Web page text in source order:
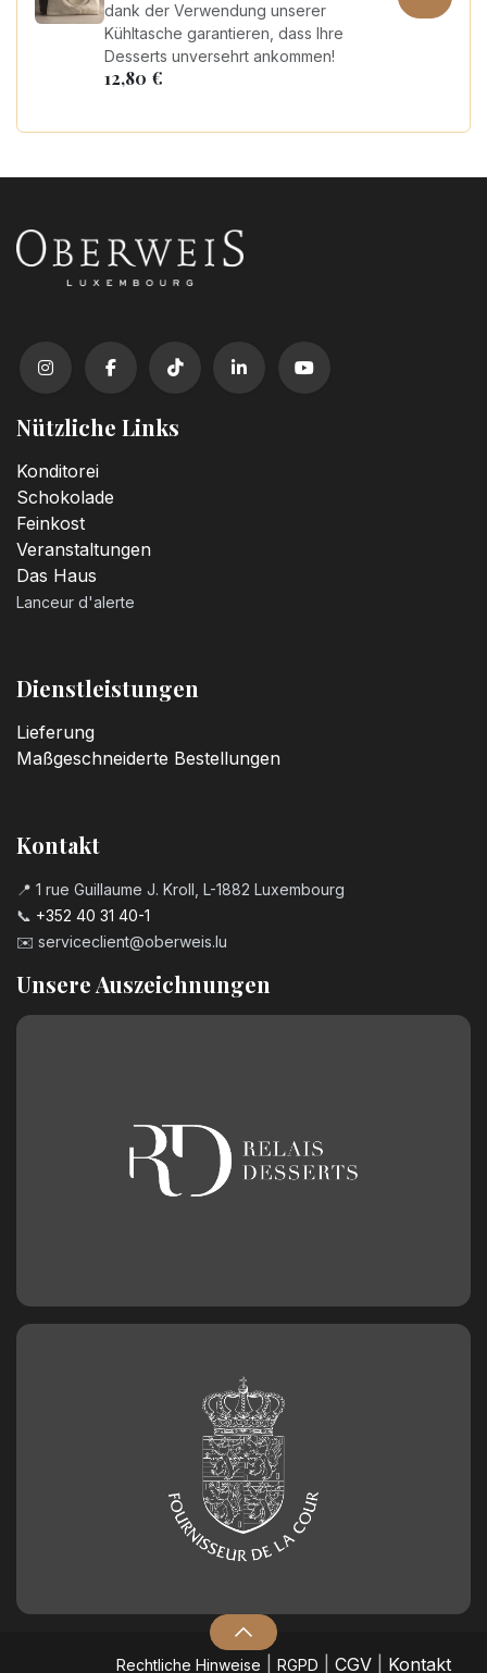
dank der Verwendung unserer
Kühltasche garantieren, dass Ihre
Desserts unversehrt ankommen!
12,80 €
Nützliche Links
Konditorei
Schokolade
Feinkost
Veranstaltungen
Das Haus
Lanceur d'alerte
Dienstleistungen
Lieferung
Maßgeschneiderte Bestellungen
Kontakt
📍 1 rue Guillaume J. Kroll, L-1882 Luxembourg
📞 +352 40 31 40-1
✉️ serviceclient@oberweis.lu
Unsere Auszeichnungen
​Rechtliche Hinweise RGPD CGV| Kontakt